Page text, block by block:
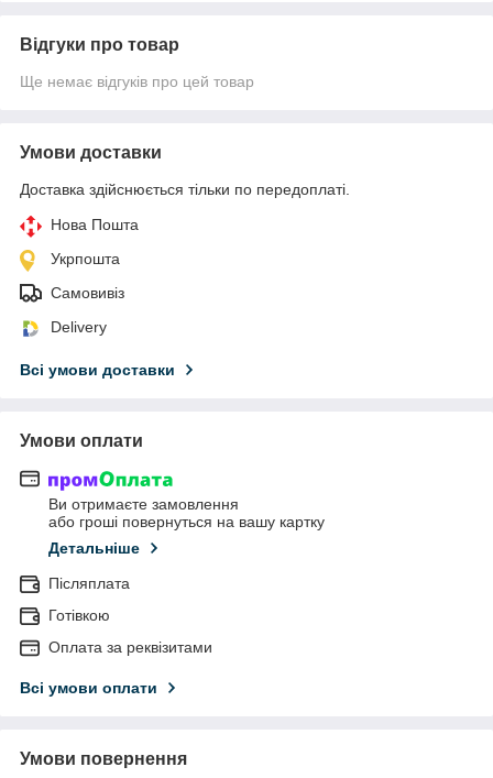
Відгуки про товар
Ще немає відгуків про цей товар
Умови доставки
Доставка здійснюється тільки по передоплаті.
Нова Пошта
Укрпошта
Самовивіз
Delivery
Всі умови доставки
Умови оплати
Ви отримаєте замовлення
або гроші повернуться на вашу картку
Детальніше
Післяплата
Готівкою
Оплата за реквізитами
Всі умови оплати
Умови повернення